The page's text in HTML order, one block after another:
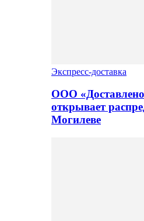
Экспресс-доставка
ООО
открывает
Могилеве